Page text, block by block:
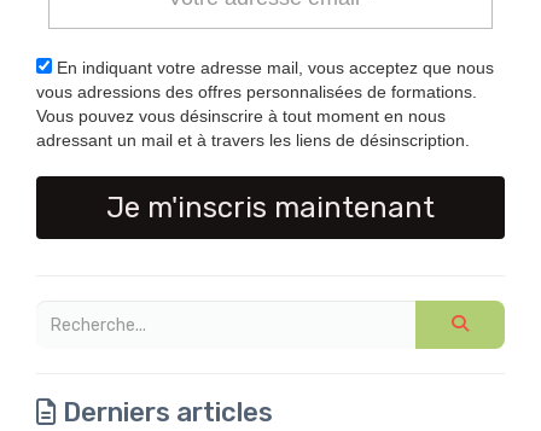
En indiquant votre adresse mail, vous acceptez que nous
vous adressions des offres personnalisées de formations.
Vous pouvez vous désinscrire à tout moment en nous
adressant un mail et à travers les liens de désinscription.
Je m'inscris maintenant
Derniers articles